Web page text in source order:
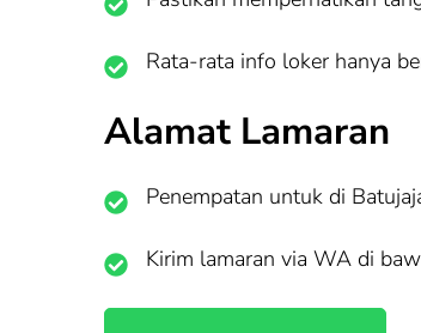
Rata-rata info loker hanya
Alamat Lamaran
Penempatan untuk di
Kirim lamaran via WA di